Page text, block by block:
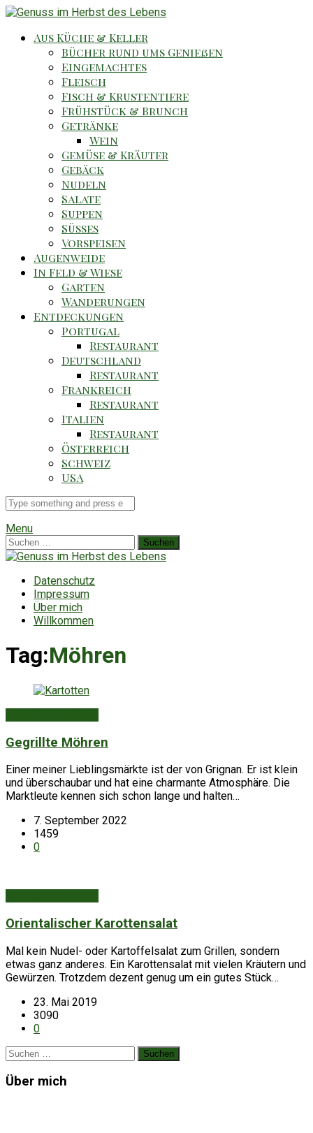
Aus Küche & Keller
Bücher rund ums Genießen
Eingemachtes
Fleisch
Fisch & Krustentiere
Frühstück & Brunch
Getränke
Wein
Gemüse & Kräuter
Gebäck
Nudeln
Salate
Suppen
Süsses
Vorspeisen
Augenweide
In Feld & Wiese
Garten
Wanderungen
Entdeckungen
Portugal
Restaurant
Deutschland
Restaurant
Frankreich
Restaurant
Italien
Restaurant
Österreich
Schweiz
USA
Suche
für
Menu
Suchen
nach:
Datenschutz
Impressum
Über mich
Willkommen
Tag:Möhren
Gegrillte Möhren
Einer meiner Lieblingsmärkte ist der von Grignan. Er ist klein
und überschaubar und hat eine charmante Atmosphäre. Die
Marktleute kennen sich schon lange und halten…
7. September 2022
1459
0
Orientalischer Karottensalat
Mal kein Nudel- oder Kartoffelsalat zum Grillen, sondern
etwas ganz anderes. Ein Karottensalat mit vielen Kräutern und
Gewürzen. Trotzdem dezent genug um ein gutes Stück…
23. Mai 2019
3090
0
Suchen
nach:
Über mich